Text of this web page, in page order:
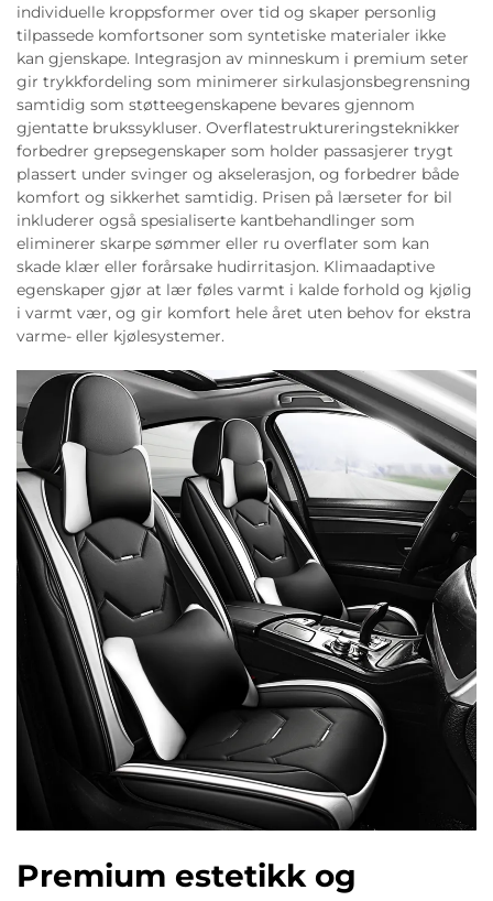
individuelle kroppsformer over tid og skaper personlig
tilpassede komfortsoner som syntetiske materialer ikke
kan gjenskape. Integrasjon av minneskum i premium seter
gir trykkfordeling som minimerer sirkulasjonsbegrensning
samtidig som støtteegenskapene bevares gjennom
gjentatte brukssykluser. Overflatestruktureringsteknikker
forbedrer grepsegenskaper som holder passasjerer trygt
plassert under svinger og akselerasjon, og forbedrer både
komfort og sikkerhet samtidig. Prisen på lærseter for bil
inkluderer også spesialiserte kantbehandlinger som
eliminerer skarpe sømmer eller ru overflater som kan
skade klær eller forårsake hudirritasjon. Klimaadaptive
egenskaper gjør at lær føles varmt i kalde forhold og kjølig
i varmt vær, og gir komfort hele året uten behov for ekstra
varme- eller kjølesystemer.
Premium estetikk og